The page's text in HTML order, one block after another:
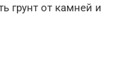
грунт от камней и